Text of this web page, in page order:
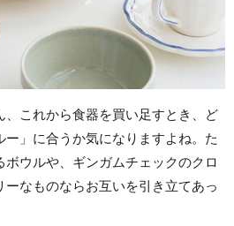
、これから食器を買い足すとき、ど
」に合うか気になりますよね。た
ボウルや、ギンガムチェックのクロ
なものならお互いを引き立てあっ